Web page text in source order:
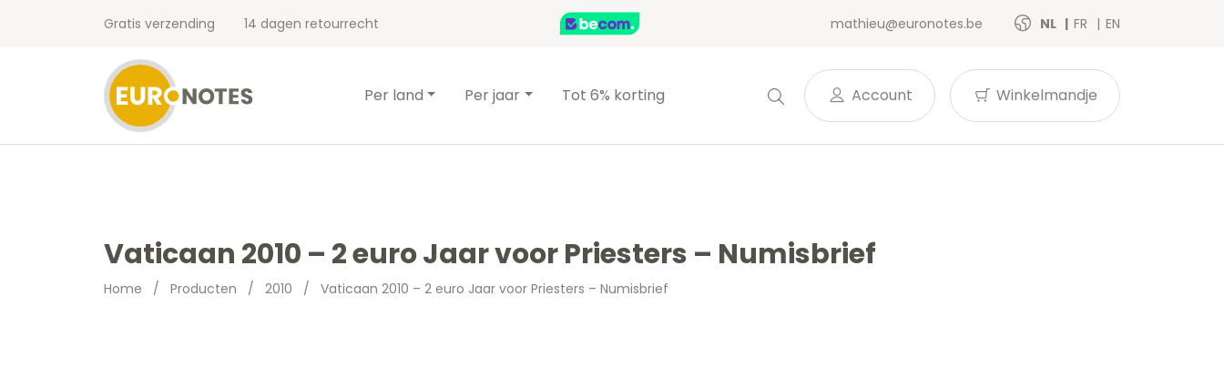
Gratis verzending 14 dagen retourrecht mathieu@euronotes.be NL FR EN
Per land Per jaar Tot 6% korting Account Winkelmandje
Vaticaan 2010 – 2 euro Jaar voor Priesters – Numisbrief
Home / Producten / 2010 / Vaticaan 2010 – 2 euro Jaar voor Priesters – Numisbrief